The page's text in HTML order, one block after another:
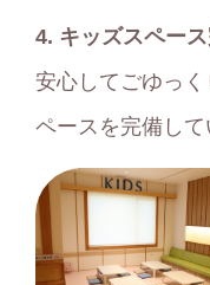
4. キッズスペース
安心してごゆっ
ペースを完備して